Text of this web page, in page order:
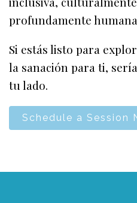
profundamente
Si estás listo para
la sanación para ti,
tu lado.
Schedule a Session